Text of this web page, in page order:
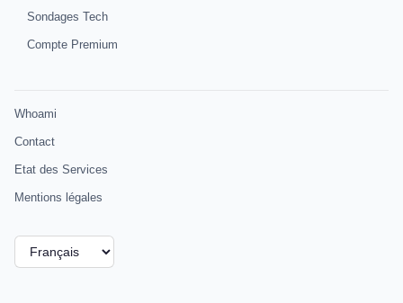
Sondages Tech
Compte Premium
Whoami
Contact
Etat des Services
Mentions légales
Choisir
une